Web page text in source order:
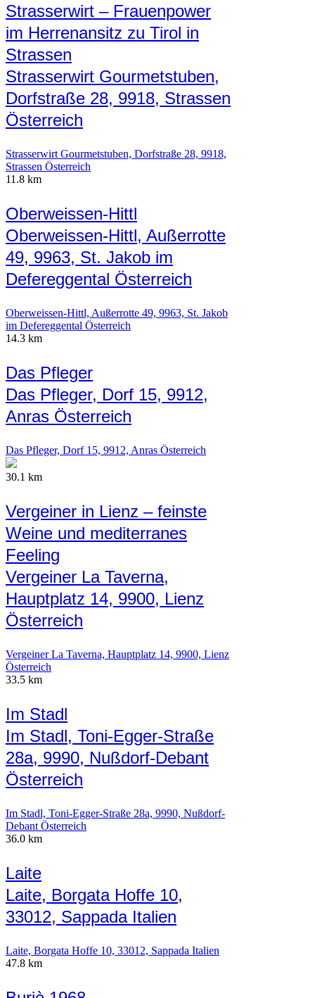
Strasserwirt – Frauenpower
im Herrenansitz zu Tirol in
Strassen
Strasserwirt Gourmetstuben,
Dorfstraße 28, 9918, Strassen
Österreich
Strasserwirt Gourmetstuben, Dorfstraße 28, 9918,
Strassen Österreich
11.8 km
Oberweissen-Hittl
Oberweissen-Hittl, Außerrotte
49, 9963, St. Jakob im
Defereggental Österreich
Oberweissen-Hittl, Außerrotte 49, 9963, St. Jakob
im Defereggental Österreich
14.3 km
Das Pfleger
Das Pfleger, Dorf 15, 9912,
Anras Österreich
Das Pfleger, Dorf 15, 9912, Anras Österreich
30.1 km
Vergeiner in Lienz – feinste
Weine und mediterranes
Feeling
Vergeiner La Taverna,
Hauptplatz 14, 9900, Lienz
Österreich
Vergeiner La Taverna, Hauptplatz 14, 9900, Lienz
Österreich
33.5 km
Im Stadl
Im Stadl, Toni-Egger-Straße
28a, 9990, Nußdorf-Debant
Österreich
Im Stadl, Toni-Egger-Straße 28a, 9990, Nußdorf-
Debant Österreich
36.0 km
Laite
Laite, Borgata Hoffe 10,
33012, Sappada Italien
Laite, Borgata Hoffe 10, 33012, Sappada Italien
47.8 km